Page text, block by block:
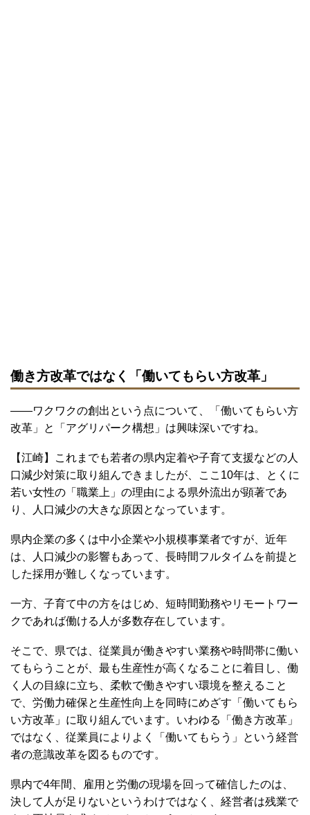
働き方改革ではなく「働いてもらい方改革」
――ワクワクの創出という点について、「働いてもらい方
改革」と「アグリパーク構想」は興味深いですね。
【江崎】これまでも若者の県内定着や子育て支援などの人
口減少対策に取り組んできましたが、ここ10年は、とくに
若い女性の「職業上」の理由による県外流出が顕著であ
り、人口減少の大きな原因となっています。
県内企業の多くは中小企業や小規模事業者ですが、近年
は、人口減少の影響もあって、長時間フルタイムを前提と
した採用が難しくなっています。
一方、子育て中の方をはじめ、短時間勤務やリモートワー
クであれば働ける人が多数存在しています。
そこで、県では、従業員が働きやすい業務や時間帯に働い
てもらうことが、最も生産性が高くなることに着目し、働
く人の目線に立ち、柔軟で働きやすい環境を整えること
で、労働力確保と生産性向上を同時にめざす「働いてもら
い方改革」に取り組んでいます。いわゆる「働き方改革」
ではなく、従業員によりよく「働いてもらう」という経営
者の意識改革を図るものです。
県内で4年間、雇用と労働の現場を回って確信したのは、
決して人が足りないというわけではなく、経営者は残業で